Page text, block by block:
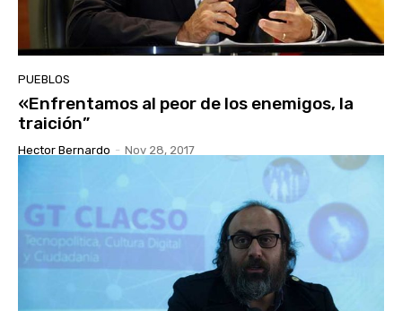
PUEBLOS
«Enfrentamos al peor de los enemigos, la
traición”
Hector Bernardo - Nov 28, 2017